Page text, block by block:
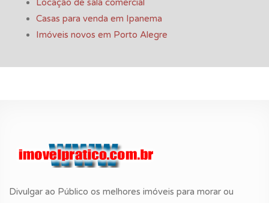
Locação de sala comercial
Casas para venda em Ipanema
Imóveis novos em Porto Alegre
Divulgar ao Público os melhores imóveis para morar ou